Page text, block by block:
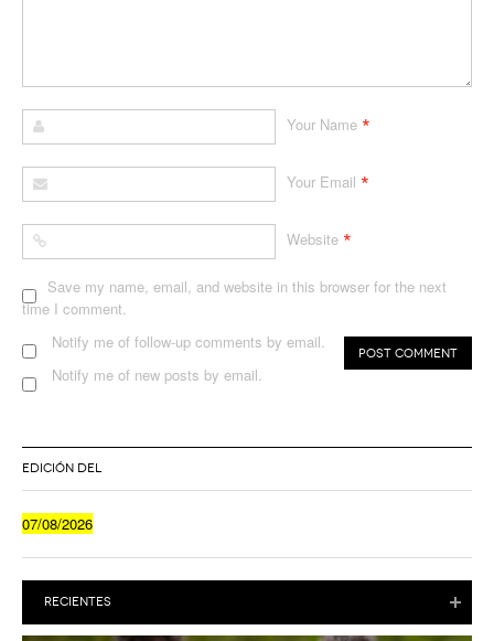
Your Name *
Your Email *
Website *
Save my name, email, and website in this browser for the next
time I comment.
Notify me of follow-up comments by email.
Notify me of new posts by email.
EDICIÓN DEL
07/08/2026
RECIENTES